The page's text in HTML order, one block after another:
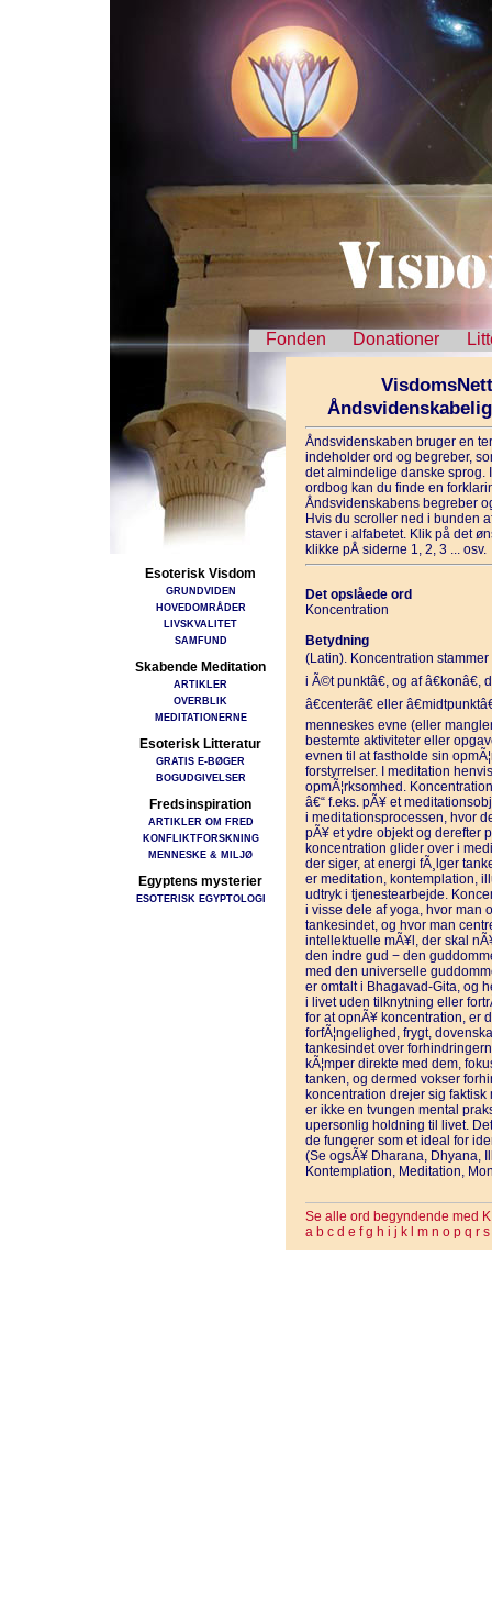
Fonden Donationer
Esoterisk Visdom
GRUNDVIDEN
HOVEDOMRÅDER
LIVSKVALITET
SAMFUND
Skabende Meditation
ARTIKLER
OVERBLIK
MEDITATIONERNE
Esoterisk Litteratur
GRATIS E-BØGER
BOGUDGIVELSER
Fredsinspiration
ARTIKLER OM FRED
KONFLIKTFORSKNING
MENNESKE & MILJØ
Egyptens mysterier
ESOTERISK EGYPTOLOGI
Åndsvidenskaben bruger en
indeholder ord og begreber,
det almindelige danske sprog.
ordbog kan du finde en
Åndsvidenskabens begreber
Hvis du scroller ned i bunden
staver i alfabetet. Klik på det
klikke pÅ siderne 1, 2, 3 ... osv.
Det opslåede ord
Koncentration
Betydning
(Latin). Koncentration stammer
i Ã©t punktâ€, og af â€konâ€,
â€centerâ€ eller
menneskes evne (eller
bestemte aktiviteter eller
evnen til at fastholde sin
forstyrrelser. I meditation
opmÃ¦rksomhed.
â€“ f.eks. pÃ¥ et
i meditationsprocessen, hvor
pÃ¥ et ydre objekt og derefter
koncentration glider over i
der siger, at energi fÃ¸lger
er meditation, kontemplation,
udtryk i tjenestearbejde.
i visse dele af yoga, hvor man
tankesindet, og hvor man
intellektuelle mÃ¥l, der skal
den indre gud − den
med den universelle
er omtalt i Bhagavad-Gita, og
i livet uden tilknytning eller
for at opnÃ¥ koncentration, er
forfÃ¦ngelighed, frygt,
tankesindet over
kÃ¦mper direkte med dem,
tanken, og dermed vokser
koncentration drejer sig
er ikke en tvungen mental
upersonlig holdning til livet.
de fungerer som et ideal for
(Se ogsÃ¥ Dharana, Dhyana,
Kontemplation, Meditation,
Se alle ord begyndende med K
a b c d e f g h i j k m n o p q r s